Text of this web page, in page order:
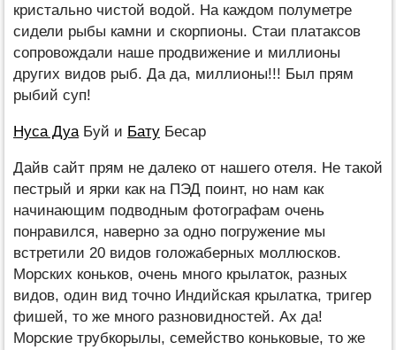
кристально чистой водой. На каждом полуметре
сидели рыбы камни и скорпионы. Стаи платаксов
сопровождали наше продвижение и миллионы
других видов рыб. Да да, миллионы!!! Был прям
рыбий суп!
Нуса ДуаБуй и Бату Бесар
Дайв сайт прям не далеко от нашего отеля. Не такой
пестрый и ярки как на ПЭД поинт, но нам как
начинающим подводным фотографам очень
понравился, наверно за одно погружение мы
встретили 20 видов голожаберных моллюсков.
Морских коньков, очень много крылаток, разных
видов, один вид точно Индийская крылатка, тригер
фишей, то же много разновидностей. Ах да!
Морские трубкорылы, семейство коньковые, то же